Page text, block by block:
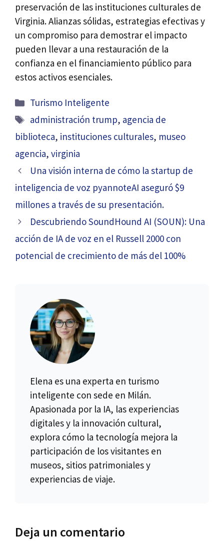
preservación de las instituciones culturales de
Virginia. Alianzas sólidas, estrategias efectivas y
un compromiso para demostrar el impacto
pueden llevar a una restauración de la
confianza en el financiamiento público para
estos activos esenciales.
Categorías
Turismo Inteligente
Etiquetas
administración trump, agencia de
biblioteca, instituciones culturales, museo
agencia, virginia
Una visión interna de cómo la startup de
inteligencia de voz pyannoteAI aseguró $9
millones a través de su presentación.
Descubriendo SoundHound AI (SOUN): Una
acción de IA de voz en el Russell 2000 con
potencial de crecimiento de más del 100%
Elena es una experta en turismo
inteligente con sede en Milán.
Apasionada por la IA, las experiencias
digitales y la innovación cultural,
explora cómo la tecnología mejora la
participación de los visitantes en
museos, sitios patrimoniales y
experiencias de viaje.
Deja un comentario